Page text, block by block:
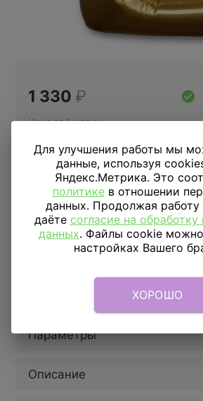
1 330 ₽
Цена за 1 шарик
ДОСТАВКАПО МОСКВЕ
Доставка в пределах МКАД 590 руб.
5%
Параметры
Описание
Для улучшения работы мы
данные, используя
Яндекс.Метрика. Это
политикев отношении
данных. Продолжая работу
даёте согласие на
данных. Файлы cookie
настройках Вашего
ХОРОШО